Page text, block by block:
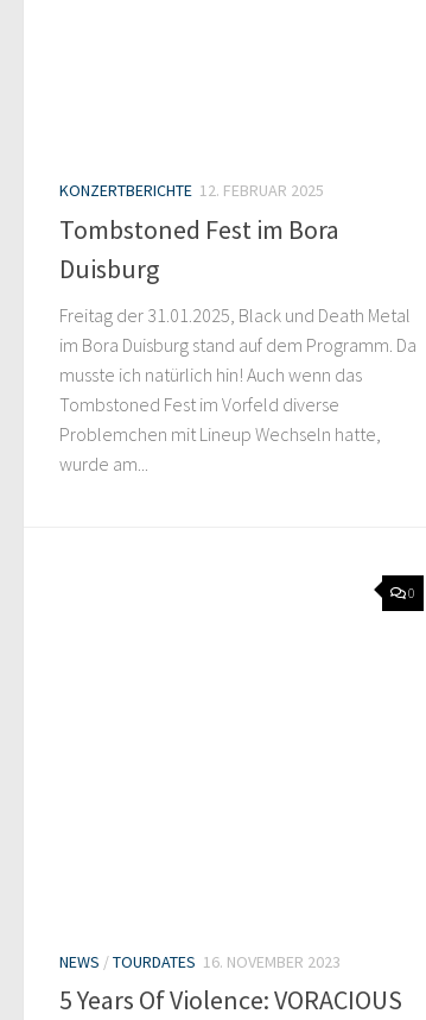
KONZERTBERICHTE 12. FEBRUAR 2025
Tombstoned Fest im Bora
Duisburg
Freitag der 31.01.2025, Black und Death Metal
im Bora Duisburg stand auf dem Programm. Da
musste ich natürlich hin! Auch wenn das
Tombstoned Fest im Vorfeld diverse
Problemchen mit Lineup Wechseln hatte,
wurde am...
0
NEWS /TOURDATES 16. NOVEMBER 2023
5 Years Of Violence: VORACIOUS